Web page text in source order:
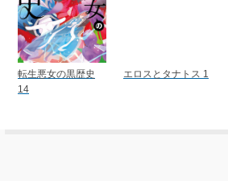
転生悪女の黒歴史
14
エロスとタナトス 1